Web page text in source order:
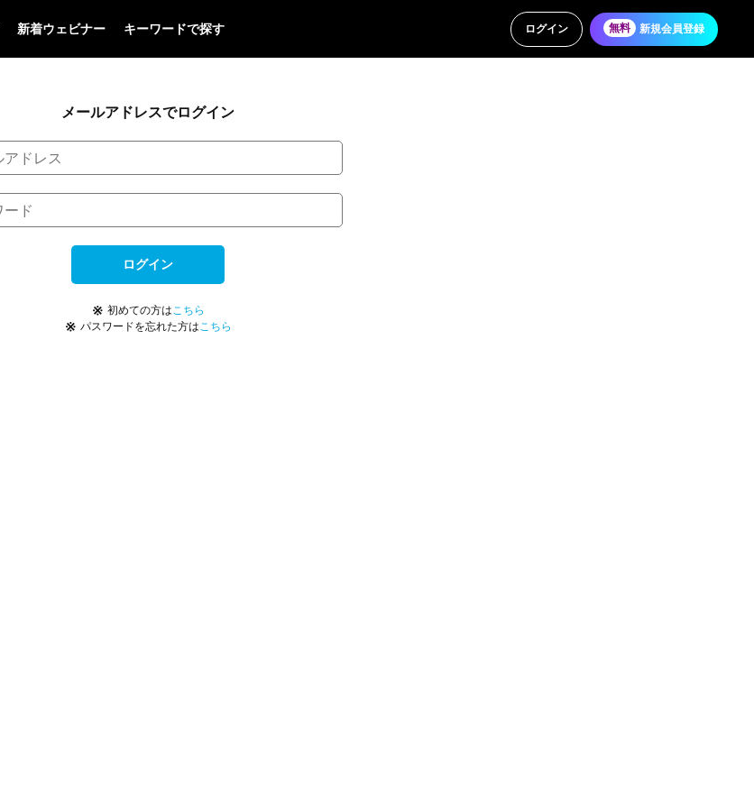
新着ウェビナー キーワードで探す ログイン 無料 新規会員登録
メールアドレスでログイン
ログイン
※ 初めての方は こちら
※ パスワードを忘れた方は こちら